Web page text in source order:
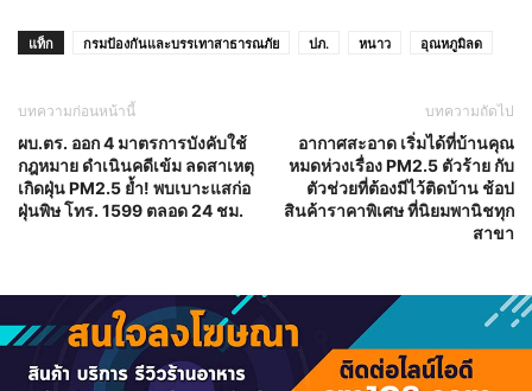
แท็ก กรมป้องกันและบรรเทาสาธารณภัย ปภ. หนาว อุณหภูมิลด
บทความก่อนหน้านี้
ผบ.ตร. ออก 4 มาตรการบังคับใช้
กฎหมาย ดำเนินคดีเข้ม ลดสาเหตุ
เกิดฝุ่น PM2.5 ย้ำ! พบเบาะแสก่อ
ฝุ่นพิษ โทร. 1599 ตลอด 24 ชม.
บทความถัดไป
อากาศสะอาด เริ่มได้ที่บ้านคุณ
หมดห่วงเรื่อง PM2.5 ตัวร้าย กับ
ตัวช่วยที่ต้องมีไว้ติดบ้าน ช้อป
สินค้าราคาพิเศษ ที่นิยมพานิชทุก
สาขา